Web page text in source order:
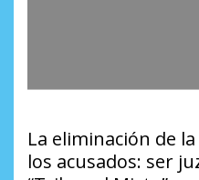
La eliminación de
los acusados: ser